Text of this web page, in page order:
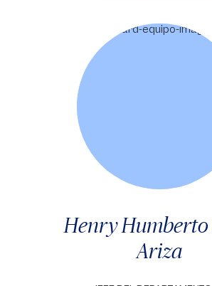
Henry Humberto
Ariza